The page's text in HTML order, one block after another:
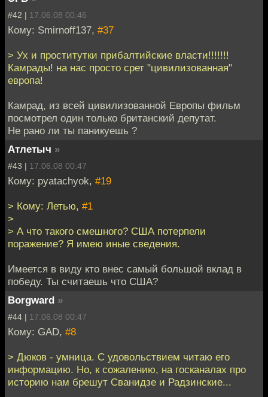
#42 | 17.06.08 00:46
Кому: Smirnoff137, #37
> Ух и проститутки прибалтийские власти!!!!!!!
Камрады! на нас просто срет "цивилизованная"
европа!
Камрад, из всей цивилизованной Европы фильм
посмотрел один только британский депутат.
Не рано ли ты паникуешь ?
Атлетыч »
#43 | 17.06.08 00:47
Кому: pyatachyok, #19
> Кому: Летью, #1
>
> А что такого смешного? США потерпели
поражение? Я имею иные сведения.
Имеется в виду кто внес самый большой вклад в
победу. Ты считаешь что США?
Borgward »
#44 | 17.06.08 00:47
Кому: GAD, #8
> Дюков - умница. С удовольствием читаю его
информацию. Но, к сожалению, на госканалах про
историю нам брешут Сванидзе и Радзинские...